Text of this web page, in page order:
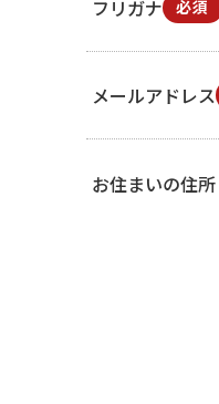
フリガナ 必須
メールアドレス
お住まいの住所